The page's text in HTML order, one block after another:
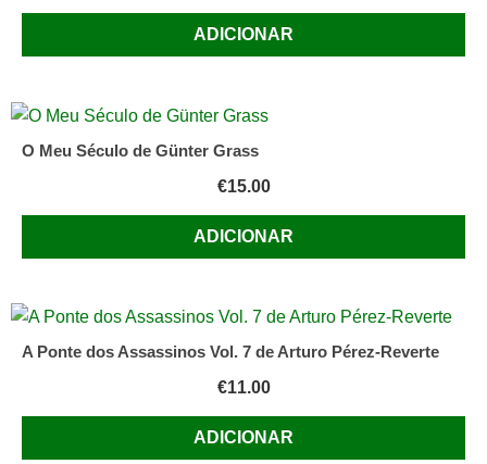
ADICIONAR
O Meu Século de Günter Grass
€15.00
ADICIONAR
A Ponte dos Assassinos Vol. 7 de Arturo Pérez-Reverte
€11.00
ADICIONAR